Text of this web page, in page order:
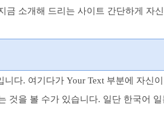
금 소개해 드리는 사이트 간단하게 자
다. 여기다가 Your Text 부분에 자신
것을 볼 수가 있습니다. 일단 한국어